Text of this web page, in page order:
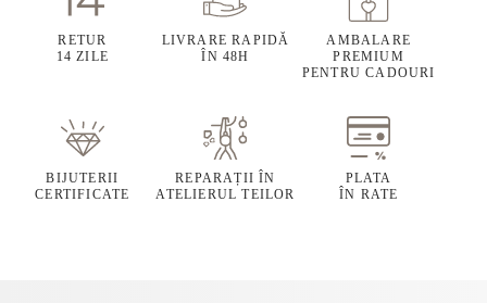
RETUR
14 ZILE
LIVRARE RAPIDĂ
ÎN 48H
AMBALARE
PREMIUM
PENTRU CADOURI
BIJUTERII
CERTIFICATE
REPARAȚII ÎN
ATELIERUL TEILOR
PLATA
ÎN RATE